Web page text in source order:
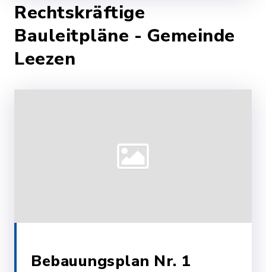
Rechtskräftige
Bauleitpläne - Gemeinde
Leezen
Bebauungsplan Nr. 1